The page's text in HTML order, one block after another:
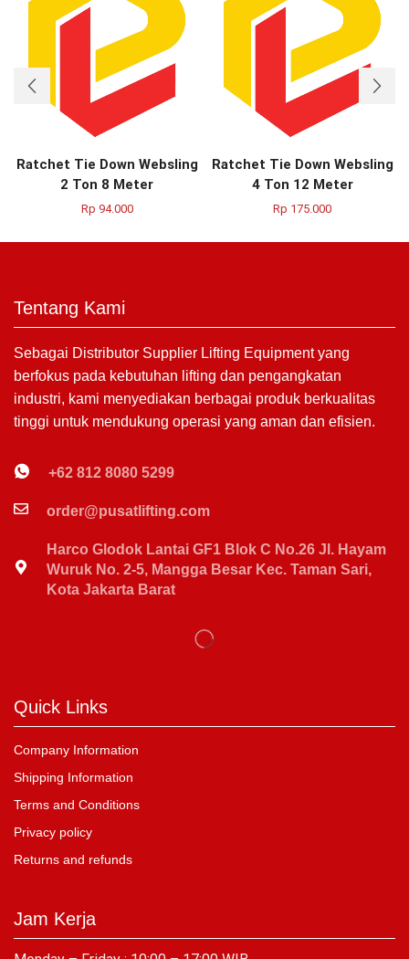
Ratchet Tie Down Websling
2 Ton 8 Meter
Rp 94.000
Ratchet Tie Down Websling
4 Ton 12 Meter
Rp 175.000
Tentang Kami
Sebagai Distributor Supplier Lifting Equipment yang
berfokus pada kebutuhan lifting dan pengangkatan
industri, kami menyediakan berbagai produk berkualitas
tinggi untuk mendukung operasi yang aman dan efisien.
+62 812 8080 5299
order@pusatlifting.com
Harco Glodok Lantai GF1 Blok C No.26 Jl. Hayam
Wuruk No. 2-5, Mangga Besar Kec. Taman Sari,
Kota Jakarta Barat
Quick Links
Company Information
Shipping Information
Terms and Conditions
Privacy policy
Returns and refunds
Jam Kerja